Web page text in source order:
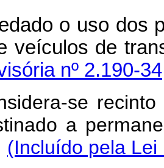
o uso dos
veículos de
nº 2.190-
se
a
(Incluído pela Lei